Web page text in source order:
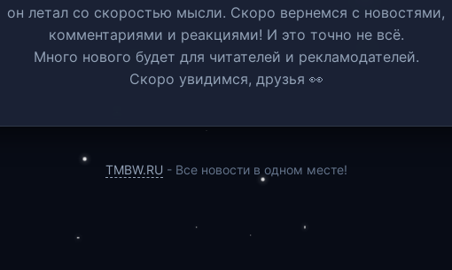
он летал со скоростью мысли. Скоро вернемся c новостями,
комментариями и реакциями! И это точно не всё.
Много нового будет для читателей и рекламодателей.
Скоро увидимся, друзья 👀
TMBW.RU - Все новости в одном месте!